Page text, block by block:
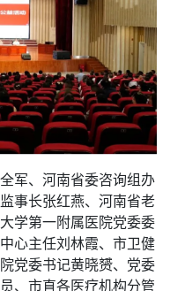
军、河南省委咨询组办
事长张红燕、河南省老
学第一附属医院党委委
心主任刘林霞、市卫健
党委书记黄晓赟、党委
、市直各医疗机构分管